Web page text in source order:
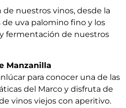
nuestros vinos, desde la
de uva palomino fino y los
fermentación de nuestros
Manzanilla
para conocer una de las
del Marco y disfruta de
vinos viejos con aperitivo.